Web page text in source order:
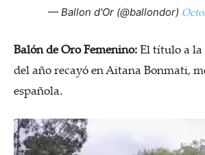
— Ballon d'Or (@ballondor)
Balón de Oro Femenino:El título a la
del año recayó en Aitana Bonmati,
española.